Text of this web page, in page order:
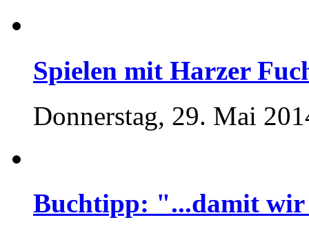
Spielen mit Harzer
Donnerstag, 29. Mai
Buchtipp: "...damit wir